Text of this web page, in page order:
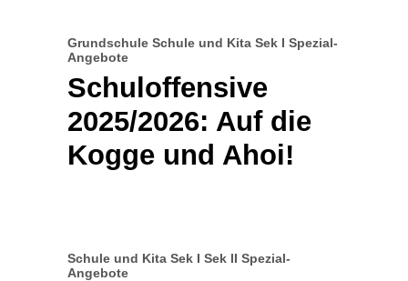
Grundschule Schule und Kita Sek I Spezial-
Angebote
Schuloffensive
2025/2026: Auf die
Kogge und Ahoi!
Schule und Kita Sek I Sek II Spezial-
Angebote